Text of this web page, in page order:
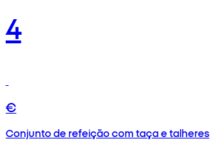
4
€
Conjunto de refeição com taça e talheres